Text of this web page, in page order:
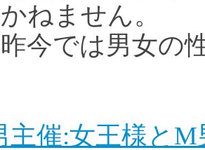
ねません。
今では男女の
主催:女王様と